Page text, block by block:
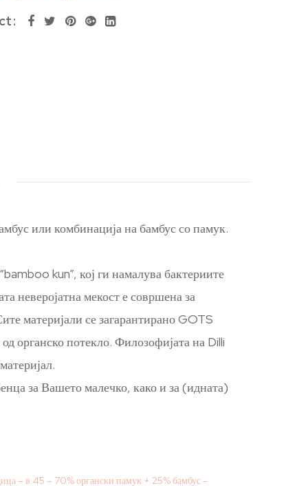
или комбинација на бамбус со памук.
kun”, кој ги намалува бактериите
неверојатна мекост е совршена за
материјали се загарантирано GOTS
органско потекло. Филозофијата на Dilli
за Вашето малечко, како и за (идната)
– в.45 – 70% органски памук + 25% бамбус –